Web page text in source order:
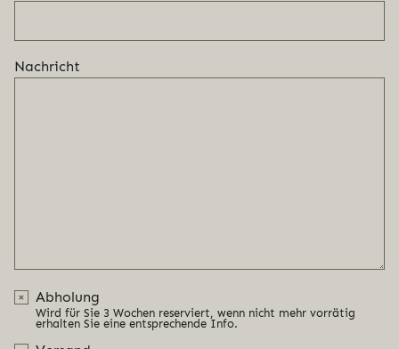
Nachricht
Abholung
Wird für Sie 3 Wochen reserviert, wenn nicht mehr vorrätig
erhalten Sie eine entsprechende Info.